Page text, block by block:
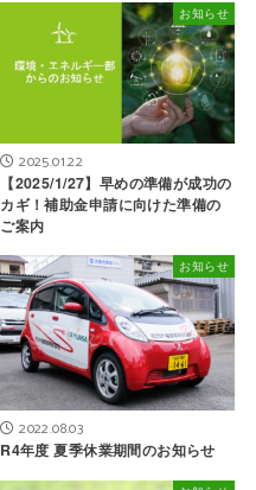
お知らせ
2025.01.22
【2025/1/27】早めの準備が成功の
カギ！補助金申請に向けた準備の
ご案内
お知らせ
2022.08.03
R4年度 夏季休業期間のお知らせ